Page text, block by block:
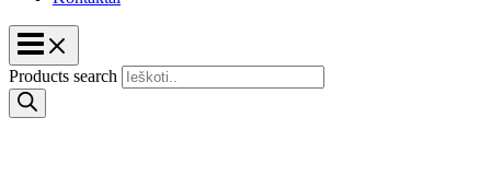
Products search